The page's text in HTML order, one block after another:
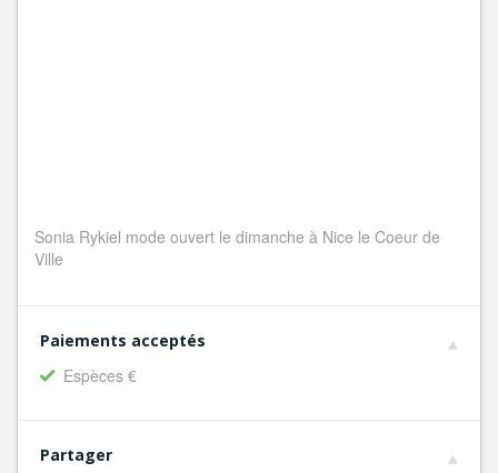
Sonia Rykiel mode ouvert le dimanche à Nice le Coeur de
Ville
Paiements acceptés
Espèces €
Partager